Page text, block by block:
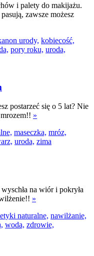
i palety do makijażu.
zawsze możesz
urody, kobiecość,
pory roku, uroda,
postarzeć się o 5 lat? Nie
»
maseczka, mróz,
uroda, zima
na wiór i pokryła
»
naturalne, nawilżanie,
woda, zdrowie,